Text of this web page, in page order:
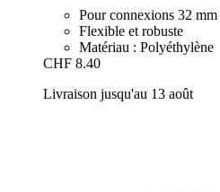
Pour connexions 32 mm
Flexible et robuste
Matériau : Polyéthylène
CHF 8.40
Livraison jusqu'au 13 août